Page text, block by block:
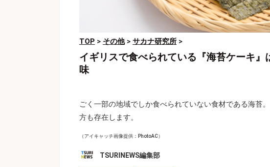
TOP > その他> サカナ研究所 >
イギリスで食べられている『海苔ケーキ』
味
ごく一部の地域でしか食べられていない食材である海苔
方も存在します。
（アイキャッチ画像提供：PhotoAC）
TSURINEWS編集部